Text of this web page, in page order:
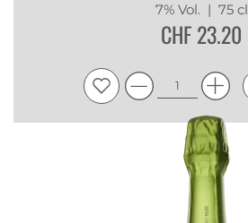
7% Vol. | 75 cl
CHF 23.20